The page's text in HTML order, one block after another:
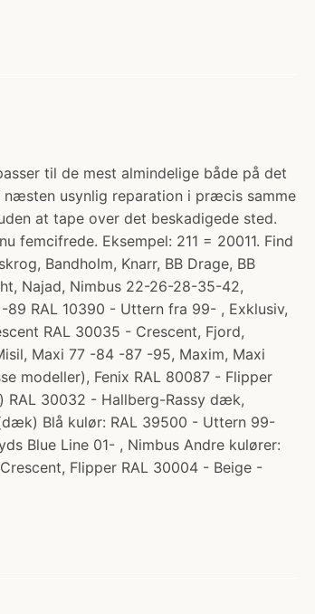
til de mest almindelige både på det
usynlig reparation i præcis samme
at tape over det beskadigede sted.
femcifrede. Eksempel: 211 = 20011. Find
Bandholm, Knarr, BB Drage, BB
Najad, Nimbus 22-26-28-35-42,
89 RAL 10390 - Uttern fra 99- , Exklusiv,
RAL 30035 - Crescent, Fjord,
Maxi 77 -84 -87 -95, Maxim, Maxi
modeller), Fenix RAL 80087 - Flipper
RAL 30032 - Hallberg-Rassy dæk,
Blå kulør: RAL 39500 - Uttern 99-
Blue Line 01- , Nimbus Andre kulører:
Flipper RAL 30004 - Beige -